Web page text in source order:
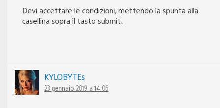
Devi accettare le condizioni, mettendo la spunta alla
casellina sopra il tasto submit.
KYLOBYTEs
23 gennaio 2019 a 14:06